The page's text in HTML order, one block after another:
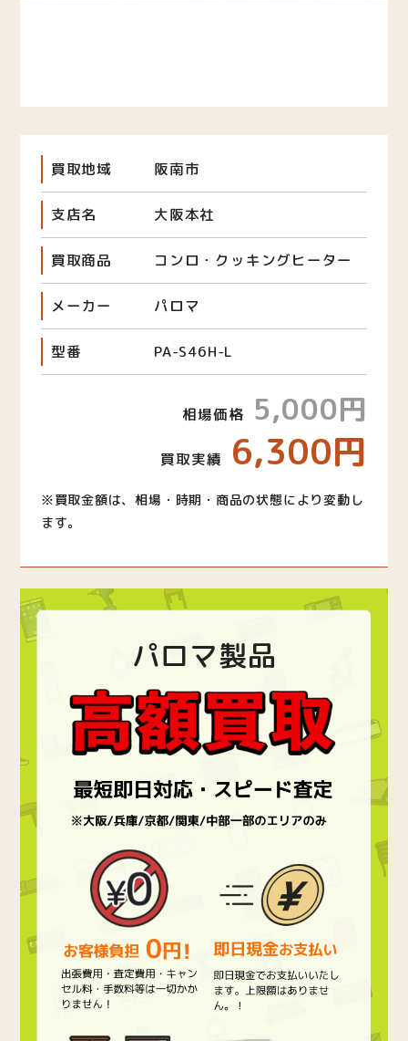
買取地域 阪南市
支店名 大阪本社
買取商品 コンロ・クッキングヒーター
メーカー パロマ
型番 PA-S46H-L
相場価格 5,000円
買取実績 6,300円
※買取金額は、相場・時期・商品の状態により変動し
ます。
パロマ製品